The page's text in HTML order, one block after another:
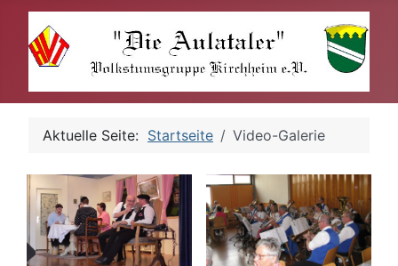
Aktuelle Seite: Startseite Video-Galerie